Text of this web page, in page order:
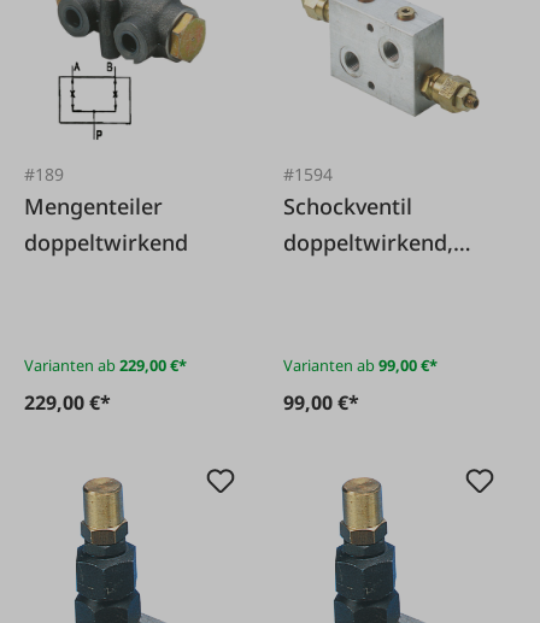
#189
Mengenteiler
doppeltwirkend
Varianten ab229,00 €*
229,00 €*
#1594
Schockventil
doppeltwirkend,
Manometeranschlu
Varianten ab99,00 €*
99,00 €*